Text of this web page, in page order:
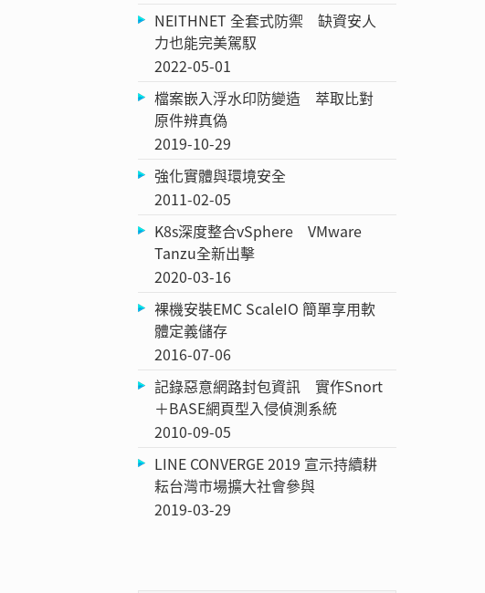
NEITHNET 全套式防禦 缺資安人
力也能完美駕馭
2022-05-01
檔案嵌入浮水印防變造 萃取比對
原件辨真偽
2019-10-29
強化實體與環境安全
2011-02-05
K8s深度整合vSphere VMware
Tanzu全新出擊
2020-03-16
裸機安裝EMC ScaleIO 簡單享用軟
體定義儲存
2016-07-06
記錄惡意網路封包資訊 實作Snort
＋BASE網頁型入侵偵測系統
2010-09-05
LINE CONVERGE 2019 宣示持續耕
耘台灣市場擴大社會參與
2019-03-29